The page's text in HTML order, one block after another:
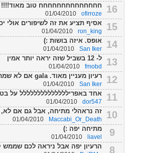
16 חחחחחחחחחחחחחח טוב מאוד!!!!
ofirroze
01/04/2010
15 אסיף תציע את זה לשיפורים אולי
ron_king
01/04/2010
14 אופס. איזה בושות :)
San Iker
01/04/2010
13 ל- 12 בשביל שזה יראה יותר אמין
fmobd
01/04/2010
12 רעיון מעניין מאוד. gala אם לא שמת לב הכתבה פורסמה לפני ה-1 באפריל
San Iker
01/04/2010
11 אחד באפרילללללללללללללל על
dor547
01/04/2010
10 זה נראהלי מתיחה, אבל גם אם
Maccabi_Or_Death
01/04/2010
9 מתיחה יפה :)
liavel
01/04/2010
8 הרעיון יפה אבל ניראה לכם